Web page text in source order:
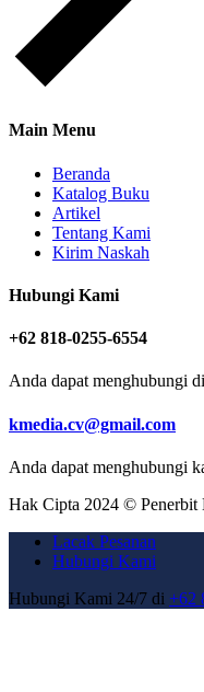
Main Menu
Beranda
Katalog Buku
Artikel
Tentang Kami
Kirim Naskah
Hubungi Kami
+62 818-0255-6554
Anda dapat menghubungi
kmedia.cv@gmail.com
Anda dapat menghubungi
Hak Cipta 2024 © Penerbit
Lacak Pesanan
Hubungi Kami
Hubungi Kami 24/7 di +62